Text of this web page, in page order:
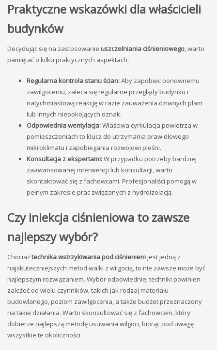
Praktyczne wskazówki dla właścicieli
budynków
Decydując się na zastosowanie uszczelniania ciśnieniowego, warto
pamiętać o kilku praktycznych aspektach:
Regularna kontrola stanu ścian:Aby zapobiec ponownemu
zawilgoceniu, zaleca się regularne przeglądy budynku i
natychmiastową reakcję w razie zauważenia dziwnych plam
lub innych niepokojących oznak.
Odpowiednia wentylacja:Właściwa cyrkulacja powietrza w
pomieszczeniach to klucz do utrzymania prawidłowego
mikroklimatu i zapobiegania rozwojowi pleśni.
Konsultacja z ekspertami:W przypadku potrzeby bardziej
zaawansowanej interwencji lub konsultacji, warto
skontaktować się z fachowcami. Profesjonaliści pomogą w
pełnym zakresie prac związanych z hydroizolacją.
Czy iniekcja ciśnieniowa to zawsze
najlepszy wybór?
Chociażtechnika wstrzykiwania pod ciśnieniemjest jedną z
najskuteczniejszych metod walki z wilgocią, to nie zawsze może być
najlepszym rozwiązaniem. Wybór odpowiedniej techniki powinien
zależeć od wielu czynników, takich jak rodzaj materiału
budowlanego, poziom zawilgocenia, a także budżet przeznaczony
na takie działania. Warto skonsultować się z fachowcem, który
dobierze najlepszą metodę usuwania wilgoci, biorąc pod uwagę
wszystkie te okoliczności.